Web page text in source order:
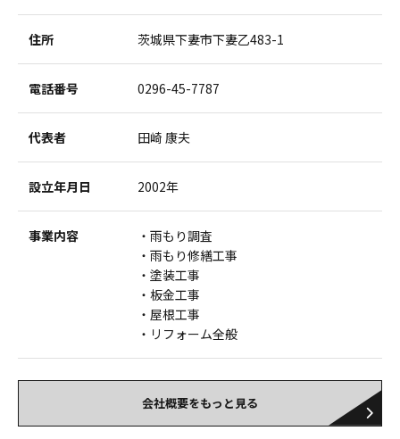
住所 茨城県下妻市下妻乙483-1
電話番号 0296-45-7787
代表者 田崎 康夫
設立年月日 2002年
事業内容
雨もり調査
雨もり修繕工事
塗装工事
板金工事
屋根工事
リフォーム全般
会社概要をもっと見る